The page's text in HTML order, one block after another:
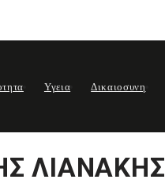
Υγεια Δικαιοσυνη
ΛΙΑΝΑΚΗΣ